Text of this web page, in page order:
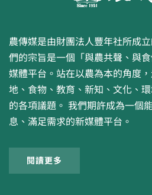
農傳媒是由財團法人豐年社所成
們的宗旨是一個「與農共聲、與
媒體平台。站在以農為本的角度
地、食物、教育、新知、文化、
的各項議題。 我們期許成為一個
息、滿足需求的新媒體平台。
閱讀更多